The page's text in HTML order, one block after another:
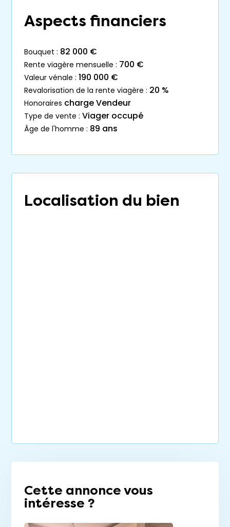
Aspects financiers
bouquet : 82 000 €
rente viagère mensuelle : 700 €
valeur vénale : 190 000 €
revalorisation de la rente viagère : 20 %
honoraires charge Vendeur
type de vente : Viager occupé
âge de l'homme : 89 ans
Localisation du bien
Cette annonce vous
intéresse ?